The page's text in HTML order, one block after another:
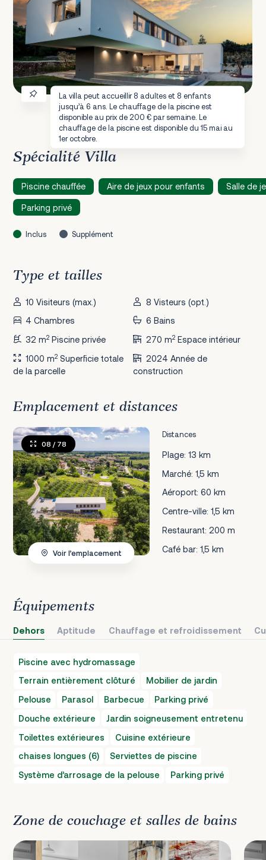
La villa peut accueillir 8 adultes et 8 enfants
jusqu’à 6 ans. Le chauffage de la piscine est
disponible au prix de 200 € par semaine. Le
chauffage de la piscine est disponible du 15 mai au
1er octobre.
Spécialité Villa
Piscine chauffée Aire de jeux pour enfants Salle de
Parking privé
Inclus Supplément
Type et tailles
10 Visiteurs (max.)
8 Visteurs (opt.)
4 Chambres
6 Bains
32 m2 Piscine privée 270 m2Espace intérieur
1000 m2 Superficie totale
de la parcelle
2024 Année de
construction
Emplacement et distances
Distances
Plage: 13 km
Marché: 1,5 km
Aéroport: 60 km
Centre-ville: 1,5 km
Restaurant: 200 m
Café bar: 1,5 km
08 / 78
Voir l’emplacement
Équipements
Dehors Aptitude Chauffage et refroidissement
Piscine avec hydromassage
Terrain entièrement clôturé
Mobilier de jardin
Pelouse
Parasol Barbecue
Parking privé
Douche extérieure
Jardin soigneusement entretenu
Toilettes extérieures
Cuisine extérieure
chaises longues (6)
Serviettes de piscine
Système d’arrosage de la pelouse
Parking privé
Zone de couchage et salles de bains